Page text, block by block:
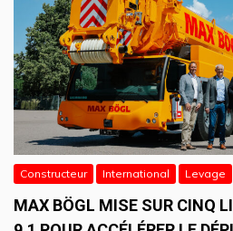
Constructeur International Levage
MAX BÖGL MISE SUR CINQ